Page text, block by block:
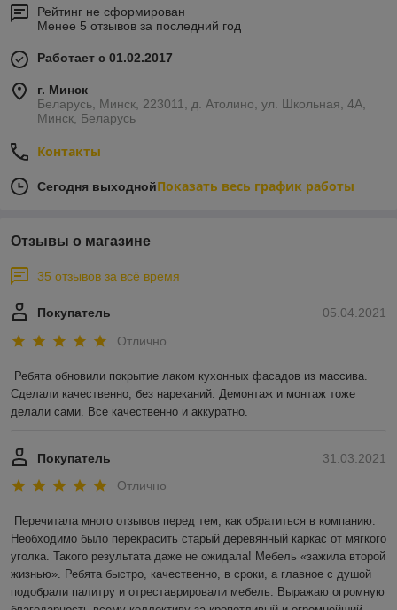
Рейтинг не сформирован
Менее 5 отзывов за последний год
Работает с 01.02.2017
г. Минск
Беларусь, Минск, 223011, д. Атолино, ул. Школьная, 4А,
Минск, Беларусь
Контакты
Сегодня выходнойПоказать весь график работы
Отзывы о магазине
35 отзывов за всё время
05.04.2021
Покупатель
Отлично
Ребята обновили покрытие лаком кухонных фасадов из массива.
Сделали качественно, без нареканий. Демонтаж и монтаж тоже
делали сами. Все качественно и аккуратно.
31.03.2021
Покупатель
Отлично
Перечитала много отзывов перед тем, как обратиться в компанию.
Необходимо было перекрасить старый деревянный каркас от мягкого
уголка. Такого результата даже не ожидала! Мебель «зажила второй
жизнью». Ребята быстро, качественно, в сроки, а главное с душой
подобрали палитру и отреставрировали мебель. Выражаю огромную